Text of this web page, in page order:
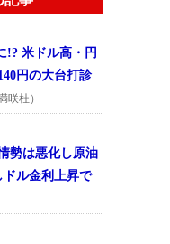
!? 米ドル高・円
円の大台打診
咲杜）
勢は悪化し原油
ドル金利上昇で